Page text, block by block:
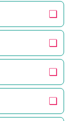
❏
❏
❏
❏